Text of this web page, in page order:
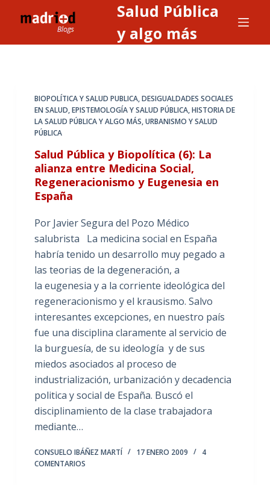
l
Salud Pública
y algo más
BIOPOLÍTICA Y SALUD PUBLICA,DESIGUALDADES SOCIALES
EN SALUD,EPISTEMOLOGÍA Y SALUD PÚBLICA,HISTORIA DE
LA SALUD PÚBLICA Y ALGO MÁS,URBANISMO Y SALUD
PÚBLICA
Salud Pública y Biopolítica (6): La
alianza entre Medicina Social,
Regeneracionismo y Eugenesia en
España
Por Javier Segura del Pozo Médico
salubrista La medicina social en España
habría tenido un desarrollo muy pegado a
las teorias de la degeneración, a
la eugenesia y a la corriente ideológica del
regeneracionismo y el krausismo. Salvo
interesantes excepciones, en nuestro país
fue una disciplina claramente al servicio de
la burguesía, de su ideología y de sus
miedos asociados al proceso de
industrialización, urbanización y decadencia
politica y social de España. Buscó el
disciplinamiento de la clase trabajadora
mediante…
CONSUELO IBÁÑEZ MARTÍ 17 ENERO 2009
4
COMENTARIOS